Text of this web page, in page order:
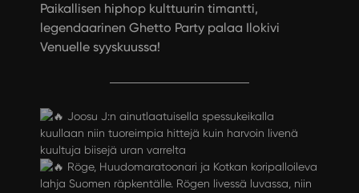
Paikallisen hiphop kulttuurin timantti,
legendaarinen Ghetto Party palaa Ilokivi
Venuelle syyskuussa!
Joosu J:n ainutlaatuisella spessukeikalla
kuullaan niin tuoreimpia hittejä kuin harvoin livenä
kuultuja biisejä uran varrelta
Röge, Huudomaratoonari ja Kotkan koripalloileva
lahja Suomen räpkentälle. Rögen livessä luvassa, niin